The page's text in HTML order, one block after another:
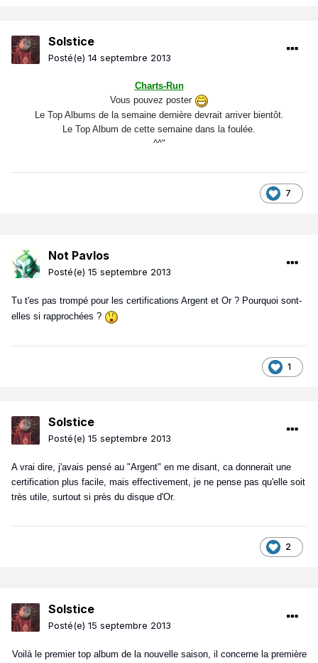
Solstice
Posté(e) 14 septembre 2013
Charts-Run
Vous pouvez poster
Le Top Albums de la semaine dernière devrait arriver bientôt.
Le Top Album de cette semaine dans la foulée.
^^"
7
Not Pavlos
Posté(e) 15 septembre 2013
Tu t'es pas trompé pour les certifications Argent et Or ? Pourquoi sont-
elles si rapprochées ?
1
Solstice
Posté(e) 15 septembre 2013
A vrai dire, j'avais pensé au "Argent" en me disant, ca donnerait une
certification plus facile, mais effectivement, je ne pense pas qu'elle soit
très utile, surtout si près du disque d'Or.
2
Solstice
Posté(e) 15 septembre 2013
Voilà le premier top album de la nouvelle saison, il concerne la première